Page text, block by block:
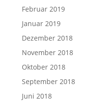
Februar 2019
Januar 2019
Dezember 2018
November 2018
Oktober 2018
September 2018
Juni 2018